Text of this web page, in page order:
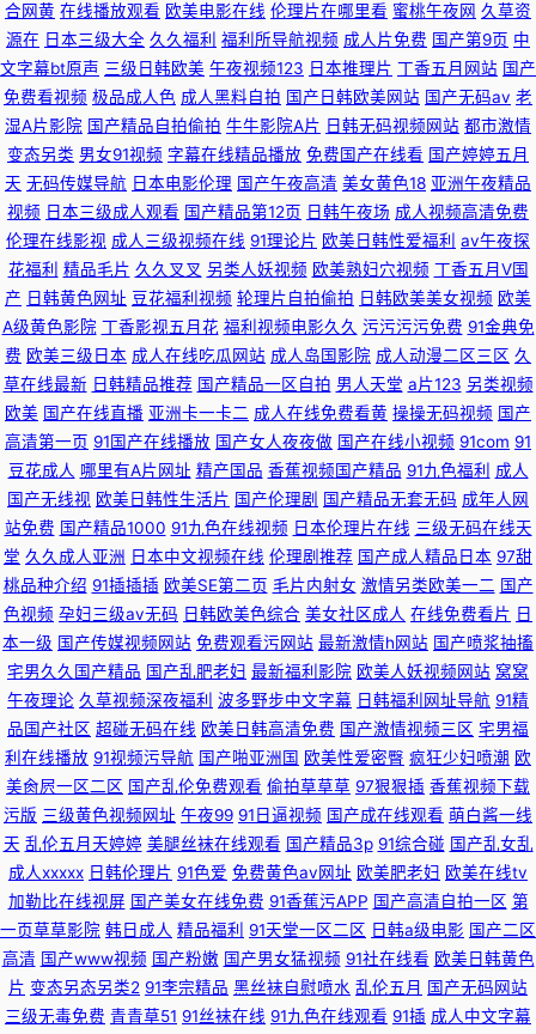
悠悠桃花综合 亚洲国产九九 91超碰在线 91蜜臀在线观看 91制作室白乳 91看
片婬黄大片软件 91大神网站 超碰人人原创 日韩淫淫网
合网黄 在线播放观看 欧美电影在线 伦理片在哪里看 蜜桃午夜网 久草资
源在 日本三级大全 久久福利 福利所导航视频 成人片免费 国产第9页 中
文字幕bt原声 三级日韩欧美 午夜视频123 日本推理片 丁香五月网站 国产
免费看视频 极品成人色 成人黑料自拍 国产日韩欧美网站 国产无码av 老
湿A片影院 国产精品自拍偷拍 牛牛影院A片 日韩无码视频网站 都市激情
变态另类 男女91视频 字幕在线精品播放 免费国产在线看 国产婷婷五月
天 无码传媒导航 日本电影伦理 国产午夜高清 美女黄色18 亚洲午夜精品
视频 日本三级成人观看 国产精品第12页 日韩午夜场 成人视频高清免费
伦理在线影视 成人三级视频在线 91理论片 欧美日韩性爱福利 av午夜探
花福利 精品毛片 久久叉叉 另类人妖视频 欧美熟妇穴视频 丁香五月V国
产 日韩黄色网址 豆花福利视频 轮理片自拍偷拍 日韩欧美美女视频 欧美
A级黄色影院 丁香影视五月花 福利视频电影久久 污污污污免费 91金典免
费 欧美三级日本 成人在线吃瓜网站 成人岛国影院 成人动漫二区三区 久
草在线最新 日韩精品推荐 国产精品一区自拍 男人天堂 a片123 另类视频
欧美 国产在线直播 亚洲卡一卡二 成人在线免费看黄 操操无码视频 国产
高清第一页 91国产在线播放 国产女人夜夜做 国产在线小视频 91com 91
豆花成人 哪里有A片网址 精产国品 香蕉视频国产精品 91九色福利
成人
国产无线视 欧美日韩性生活片 国产伦理剧 国产精品无套无码 成年人网
站免费 国产精品1000 91九色在线视频 日本伦理片在线 三级无码在线天
堂 久久成人亚洲 日本中文视频在线 伦理剧推荐 国产成人精品日本 97甜
桃品种介绍 91插插插 欧美SE第二页 毛片内射女 激情另类欧美一二 国产
色视频 孕妇三级av无码 日韩欧美色综合 美女社区成人 在线免费看片 日
本一级 国产传媒视频网站 免费观看污网站 最新激情h网站 国产喷浆抽搐
宅男久久国产精品 国产乱肥老妇 最新福利影院 欧美人妖视频网站 窝窝
午夜理论 久草视频深夜福利 波多野步中文字幕 日韩福利网址导航 91精
品国产社区 超碰无码在线 欧美日韩高清免费 国产激情视频三区 宅男福
利在线播放 91视频污导航 国产啪亚洲国 欧美性爱密臀 疯狂少妇喷潮 欧
美肏屄一区二区 国产乱伦免费观看 偷拍草草草 97狠狠插 香蕉视频下载
污版 三级黄色视频网址 午夜99 91日逼视频 国产成在线观看 萌白酱一线
天 乱伦五月天婷婷 美腿丝袜在线观看 国产精品3p 91综合碰 国产乱女乱
成人xxxxx 日韩伦理片 91色爱 免费黄色av网址 欧美肥老妇 欧美在线tv
加勒比在线视屏 国产美女在线免费 91香蕉污APP 国产高清自拍一区 第
一页草草影院 韩日成人 精品福利 91天堂一区二区 日韩a级电影 国产二区
高清 国产www视频 国产粉嫩 国产男女猛视频 91社在线看 欧美日韩黄色
片 变态另态另类2 91李宗精品 黑丝袜自慰喷水 乱伦五月
国产无码网站
三级无毒免费 青青草51 91丝袜在线 91九色在线观看 91插 成人中文字幕